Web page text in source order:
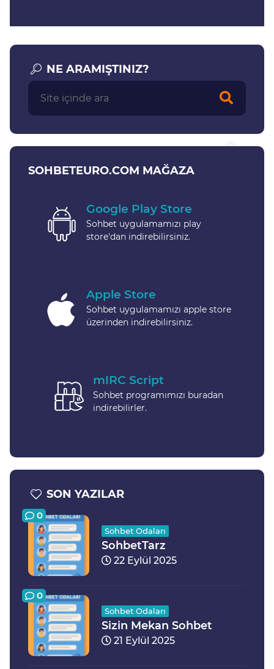
NE ARAMIŞTINIZ?
SOHBETEURO.COM MAĞAZA
Google Play Store
Sohbet uygulamamızı play
store'dan indirebilirsiniz.
Apple Store
Sohbet uygulamamızı apple store
üzerinden indirebilirsiniz.
mIRC Script
Sohbet programımızı buradan
indirebilirler.
SON YAZILAR
0
Sohbet Odaları
SohbetTarz
22 Eylül 2025
0
Sohbet Odaları
Sizin Mekan Sohbet
21 Eylül 2025